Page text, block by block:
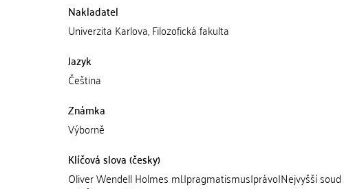
Nakladatel
Univerzita Karlova, Filozofická fakulta
Jazyk
Čeština
Známka
Výborně
Klíčová slova (česky)
Oliver Wendell Holmes ml.|pragmatismus|právo|Nejvyšší